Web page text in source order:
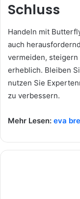
Schluss
Handeln mit
auch
vermeiden, steigern
erheblich. Bleiben
nutzen Sie
zu verbessern.
Mehr Lesen: eva